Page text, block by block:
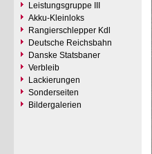
Leistungsgruppe III
Akku-Kleinloks
Rangierschlepper Kdl
Deutsche Reichsbahn
Danske Statsbaner
Verbleib
Lackierungen
Sonderseiten
Bildergalerien